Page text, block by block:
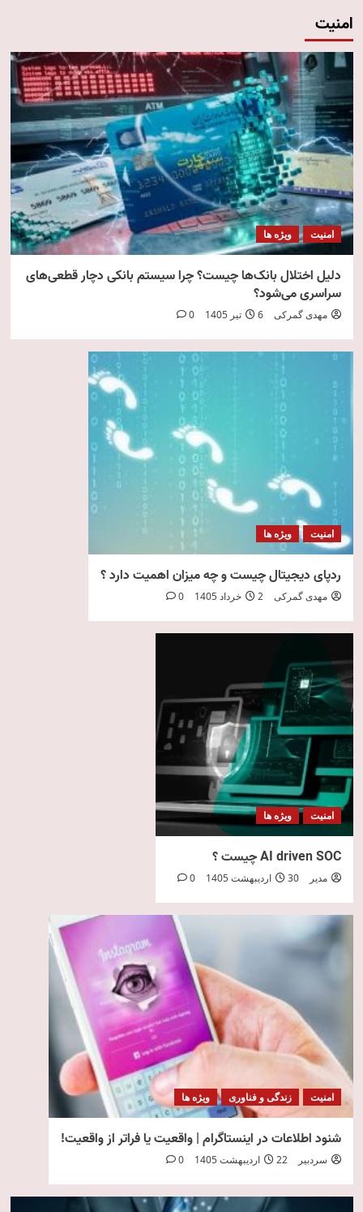
امنیت
امنیت ویژه ها
دلیل اختلال بانک‌ها چیست؟ چرا سیستم بانکی دچار قطعی‌های
سراسری می‌شود؟
مهدی گمرکی 6 تیر 1405 0
امنیت ویژه ها
ردپای دیجیتال چیست و چه میزان اهمیت دارد ؟
مهدی گمرکی 2 خرداد 1405 0
امنیت ویژه ها
AI driven SOC چیست ؟
مدیر 30 اردیبهشت 1405 0
امنیت زندگی و فناوری ویژه ها
شنود اطلاعات در اینستاگرام | واقعیت یا فراتر از واقعیت!
سردبیر 22 اردیبهشت 1405 0